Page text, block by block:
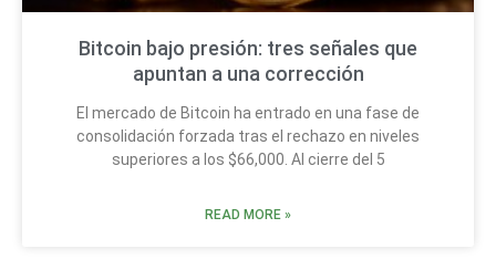
Bitcoin bajo presión: tres señales que
apuntan a una corrección
El mercado de Bitcoin ha entrado en una fase de
consolidación forzada tras el rechazo en niveles
superiores a los $66,000. Al cierre del 5
READ MORE »